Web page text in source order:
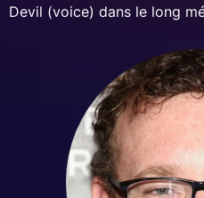
Devil (voice) dans le long